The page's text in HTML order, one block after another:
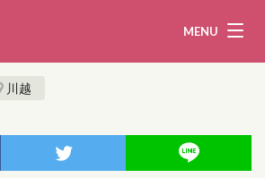
MENU
川越